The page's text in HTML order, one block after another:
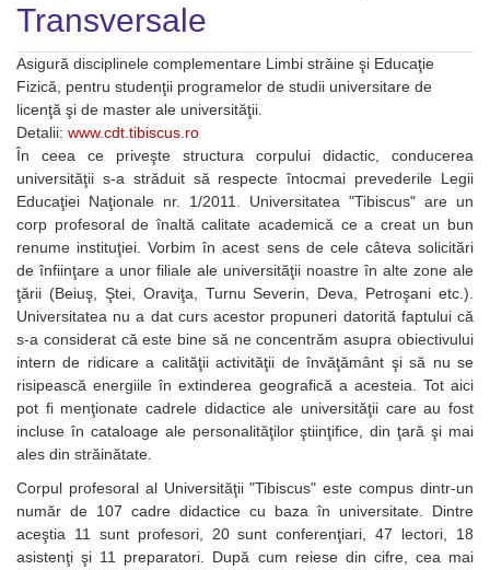
Transversale
Asigură disciplinele complementare Limbi străine şi Educaţie
Fizică, pentru studenţii programelor de studii universitare de
licenţă şi de master ale universităţii.
Detalii: www.cdt.tibiscus.ro
În ceea ce priveşte structura corpului didactic, conducerea
universităţii s-a străduit să respecte întocmai prevederile Legii
Educaţiei Naţionale nr. 1/2011. Universitatea "Tibiscus" are un
corp profesoral de înaltă calitate academică ce a creat un bun
renume instituţiei. Vorbim în acest sens de cele câteva solicitări
de înfiinţare a unor filiale ale universităţii noastre în alte zone ale
ţării (Beiuş, Ştei, Oraviţa, Turnu Severin, Deva, Petroşani etc.).
Universitatea nu a dat curs acestor propuneri datorită faptului că
s-a considerat că este bine să ne concentrăm asupra obiectivului
intern de ridicare a calităţii activităţii de învăţământ şi să nu se
risipească energiile în extinderea geografică a acesteia. Tot aici
pot fi menţionate cadrele didactice ale universităţii care au fost
incluse în cataloage ale personalităţilor ştiinţifice, din ţară şi mai
ales din străinătate.
Corpul profesoral al Universităţii "Tibiscus" este compus dintr-un
număr de 107 cadre didactice cu baza în universitate. Dintre
aceştia 11 sunt profesori, 20 sunt conferenţiari, 47 lectori, 18
asistenţi şi 11 preparatori. După cum reiese din cifre, cea mai